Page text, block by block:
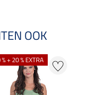
OOK
+ 20 % EXTRA